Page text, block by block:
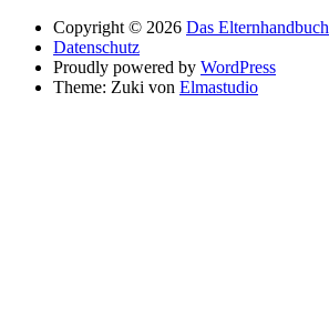
Copyright © 2026 Das Elternhandbuch
Datenschutz
Proudly powered by WordPress
Theme: Zuki von Elmastudio